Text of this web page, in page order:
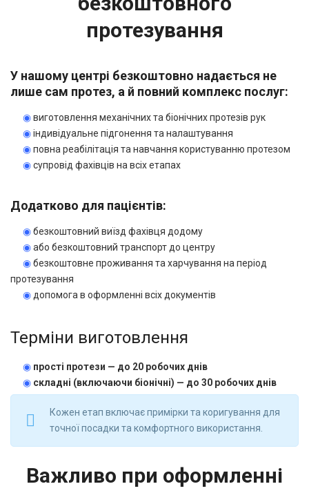
протезування
У нашому центрі безкоштовно надається не
лише сам протез, а й повний комплекс послуг:
◉виготовлення механічних та біонічних протезів рук
◉індивідуальне підгонення та налаштування
◉повна реабілітація та навчання користуванню протезом
◉супровід фахівців на всіх етапах
Додатково для пацієнтів:
◉безкоштовний виїзд фахівця додому
◉або безкоштовний транспорт до центру
◉безкоштовне проживання та харчування на період
протезування
◉допомога в оформленні всіх документів
Терміни виготовлення
◉ прості протези — до 20 робочих днів
◉ складні (включаючи біонічні) — до 30 робочих днів
Кожен етап включає примірки та коригування для
точної посадки та комфортного використання.
Важливо при оформленні